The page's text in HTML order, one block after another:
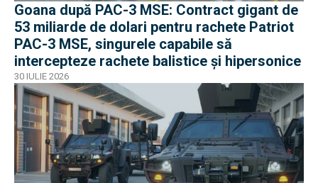
Goana după PAC-3 MSE: Contract gigant de
53 miliarde de dolari pentru rachete Patriot
PAC-3 MSE, singurele capabile să
intercepteze rachete balistice și hipersonice
30 IULIE 2026